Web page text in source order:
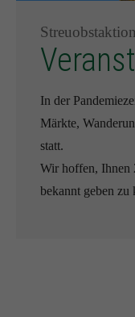
In der
Märkte,
statt.
Wir hoffen, Ihnen
bekannt geben zu